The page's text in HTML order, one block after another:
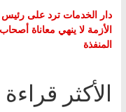
دار الخدمات ترد على رئيس
الأزمة لا ينهي معاناة
المنفذة
الأكثر قراءة